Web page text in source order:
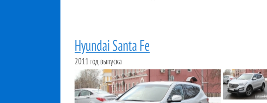
Hyundai Santa Fe
2011 год выпуска